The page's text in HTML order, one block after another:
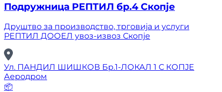
Подружница РЕПТИЛ бр.4 Скопје
Друштво за производство, трговија и услуги
РЕПТИЛ ДООЕЛ увоз-извоз Скопје
Ул. ПАНДИЛ ШИШКОВ Бр.1-ЛОКАЛ 1 С КОПЈЕ
Аеродром
📦